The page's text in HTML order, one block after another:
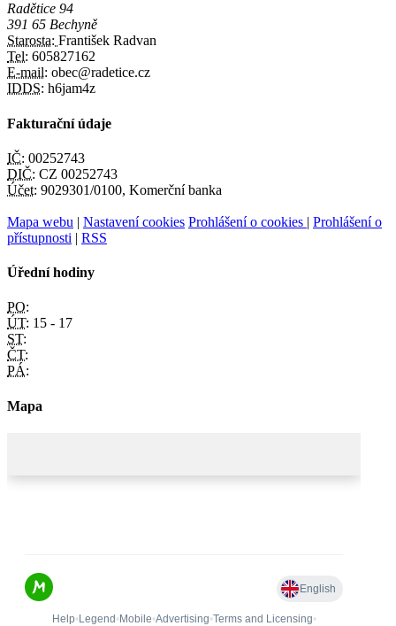
Radětice 94
391 65 Bechyně
Starosta: František Radvan
Tel: 605827162
E-mail: obec@radetice.cz
IDDS: h6jam4z
Fakturační údaje
IČ: 00252743
DIČ: CZ 00252743
Účet: 9029301/0100, Komerční banka
Mapa webu | Nastavení cookies Prohlášení o cookies | Prohlášení o
přístupnosti | RSS
Úřední hodiny
PO:
ÚT: 15 - 17
ST:
ČT:
PÁ:
Mapa